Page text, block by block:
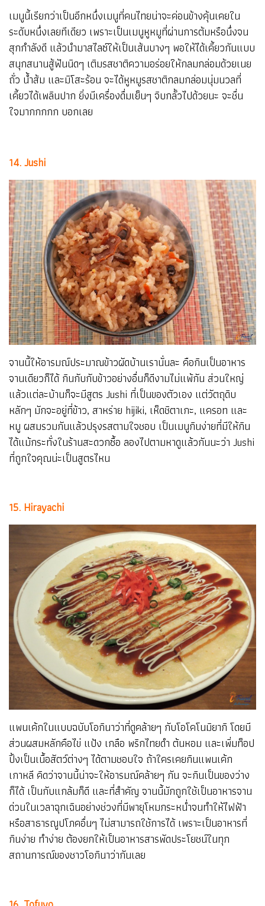
เมนูนี้เรียกว่าเป็นอีกหนึ่งเมนูที่คนไทยน่าจะค่อนข้างคุ้นเคยใน
ระดับหนึ่งเลยทีเดียว เพราะเป็นเมนูหูหมูที่ผ่านการต้มหรือนึ่งจน
สุกกำลังดี แล้วนำมาสไลซ์ให้เป็นเส้นบางๆ พอให้ได้เคี้ยวกันแบบ
สนุกสนานสู้ฟันนิดๆ เติมรสชาติความอร่อยให้กลมกล่อมด้วยเนย
ถั่ว น้ำส้ม และมิโสะร้อน จะได้หูหมูรสชาติกลมกล่อมนุ่มนวลที่
เคี้ยวได้เพลินปาก ยิ่งมีเครื่องดื่มเย็นๆ จิบกลั้วไปด้วยนะ จะชื่น
ใจมากกกกก บอกเลย
14. Jushi
จานนี้ให้อารมณ์ประมาณข้าวผัดบ้านเรานั่นละ คือกินเป็นอาหาร
จานเดียวก็ได้ กินกับกับข้าวอย่างอื่นก็ดีงามไม่แพ้กัน ส่วนใหญ่
แล้วแต่ละบ้านก็จะมีสูตร Jushi ที่เป็นของตัวเอง แต่วัตถุดิบ
หลักๆ มักจะอยู่ที่ข้าว, สาหร่าย hijiki, เห็ดชิตาเกะ, แครอท และ
หมู ผสมรวมกันแล้วปรุงรสตามใจชอบ เป็นเมนูกินง่ายที่มีให้กิน
ได้แม้กระทั่งในร้านสะดวกซื้อ ลองไปตามหาดูแล้วกันนะว่า Jushi
ที่ถูกใจคุณน่ะเป็นสูตรไหน
15. Hirayachi
แพนเค้กในแบบฉบับโอกินาว่าที่ดูคล้ายๆ กับโอโคโนมิยากิ โดยมี
ส่วนผสมหลักคือไข่ แป้ง เกลือ พริกไทยดำ ต้นหอม และเพิ่มท็อป
ปิ้งเป็นเนื้อสัตว์ต่างๆ ได้ตามชอบใจ ถ้าใครเคยกินแพนเค้ก
เกาหลี คิดว่าจานนี้น่าจะให้อารมณ์คล้ายๆ กัน จะกินเป็นของว่าง
ก็ได้ เป็นกับแกล้มก็ดี และที่สำคัญ จานนี้มักถูกใช้เป็นอาหารจาน
ด่วนในเวลาฉุกเฉินอย่างช่วงที่มีพายุโหมกระหน่ำจนทำให้ไฟฟ้า
หรือสาธารณูปโภคอื่นๆ ไม่สามารถใช้การได้ เพราะเป็นอาหารที่
กินง่าย ทำง่าย ต้องยกให้เป็นอาหารสารพัดประโยชน์ในทุก
สถานการณ์ของชาวโอกินาว่ากันเลย